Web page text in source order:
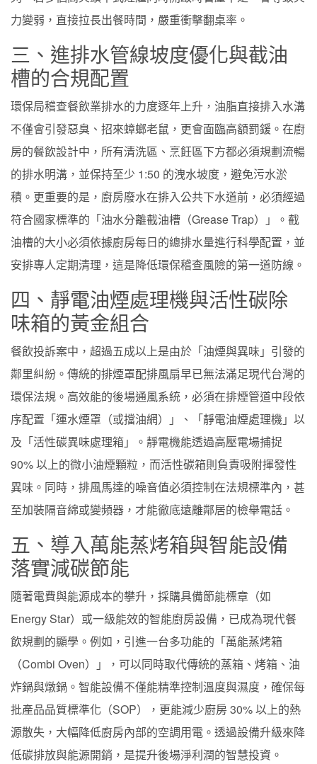
力變弱，直接拉長出餐時間，嚴重衝擊翻桌率。
三、進排水管線坡度優化與截油
槽的合規配置
環保局稽查餐飲業排水的力度逐年上升，油脂直接排入水溝
不僅會引發惡臭、招來蟑螂老鼠，更會面臨高額罰鍰。在廚
房的餐飲設計中，所有清洗區、烹飪區下方都必須規劃流暢
的排水明溝，並保持至少 1:50 的洩水坡度，避免污水淤
積。更重要的是，廚房廢水在排入公共下水道前，必須經過
符合國家標準的「油水分離截油槽（Grease Trap）」。截
油槽的大小必須依據廚房每日的總排水量進行科學配置，並
安排專人定期清理，這是降低環保稽查風險的第一道防線。
四、靜電油煙處理機與活性碳除
味箱的黃金組合
餐飲投訴案中，超過五成以上是由於「油煙與異味」引發的
鄰里糾紛。傳統的排煙罩配排風扇早已無法滿足現代台灣的
環保法規。高效能的後場通風系統，必須在排煙管道中段依
序配置「運水煙罩（或擋油網）」、「靜電油煙處理機」以
及「活性碳異味處理箱」。靜電機能透過高壓電場捕捉
90% 以上的微小油煙顆粒，而活性碳箱則負責吸附揮發性
異味。同時，排風馬達的噪音值必須控制在法規標準內，甚
至加裝隔音綿或變頻器，才能徹底遠離鄰居的檢舉電話。
五、導入萬能蒸烤箱與智能設備
落實減碳節能
隨著電費與能源成本的攀升，採購具備節能標章（如
Energy Star）或一級能效的智能廚房設備，已成為現代餐
飲規劃的顯學。例如，引進一台多功能的「萬能蒸烤箱
（Combi Oven）」，可以同時取代傳統的蒸箱、烤箱、油
炸鍋與燉鍋。智能設備不僅能精準控制溫度與濕度，確保每
批產品品質標準化（SOP），更能減少廚房 30% 以上的熱
源散失，大幅降低廚房內部的空調用電。透過設備升級來降
低碳排放與能源開銷，是提升後場淨利潤的智慧投資。